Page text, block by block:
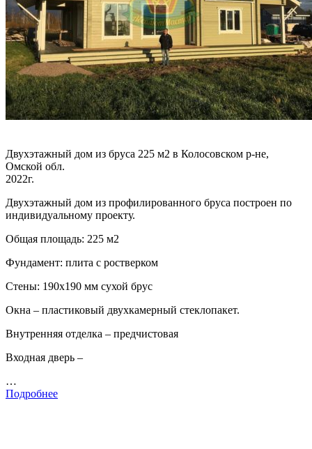
Двухэтажный дом из бруса 225 м2 в Колосовском р-не,
Омской обл.
2022г.
Двухэтажный дом из профилированного бруса построен по
индивидуальному проекту.
Общая площадь: 225 м2
Фундамент: плита с ростверком
Стены: 190х190 мм сухой брус
Окна – пластиковый двухкамерный стеклопакет.
Внутренняя отделка – предчистовая
Входная дверь –
…
Подробнее